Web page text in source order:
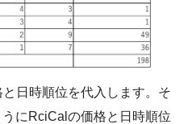
日時順位を代入します。そ
にRciCalの価格と日時順位